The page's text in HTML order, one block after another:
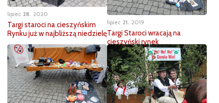
lipiec 28 2020
Targi staroci na cieszyńskim
Rynku już w najbliższą niedzielę
lipiec 21 2019
Targi Staroci wracają na
cieszyński rynek